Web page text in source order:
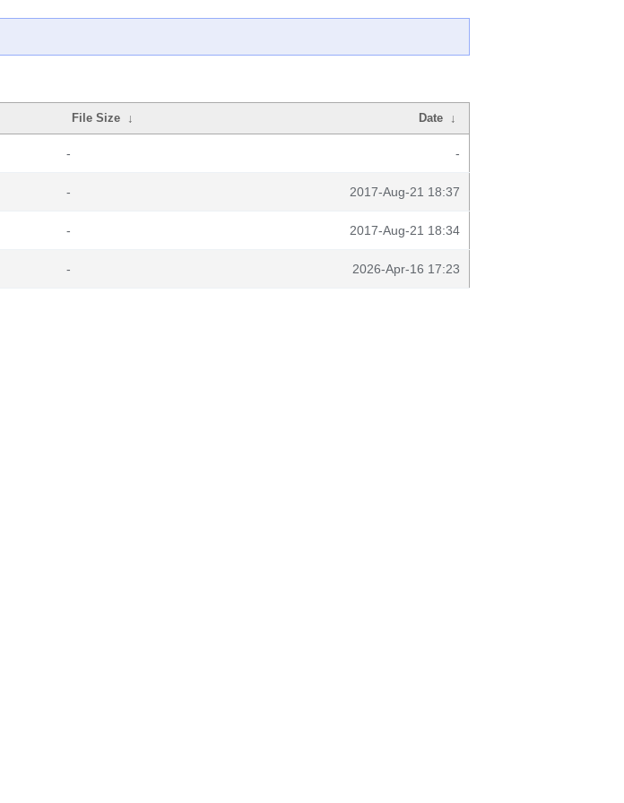
File Size ↓ Date ↓
- -
- 2017-Aug-21 18:37
- 2017-Aug-21 18:34
- 2026-Apr-16 17:23